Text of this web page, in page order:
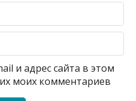
и адрес сайта в этом
моих комментариев